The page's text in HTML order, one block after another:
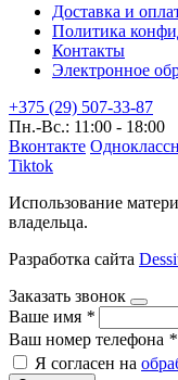
Доставка и
Политика
Контакты
Электронное
+375 (29) 507-33-87
Пн.-Вс.: 11:00 - 18:00
Вконтакте
Tiktok
Использование
владельца.
Разработка сайта
Заказать звонок
Ваше имя *
Ваш номер телефона *
Я согласен на